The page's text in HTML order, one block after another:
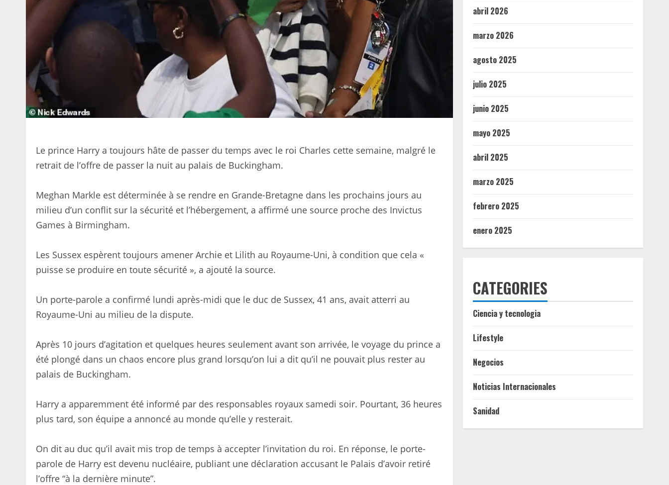
Le prince Harry a toujours hâte de passer du temps avec le roi Charles cette semaine, malgré le
retrait de l’offre de passer la nuit au palais de Buckingham.
Meghan Markle est déterminée à se rendre en Grande-Bretagne dans les prochains jours au
milieu d’un conflit sur la sécurité et l’hébergement, a affirmé une source proche des Invictus
Games à Birmingham.
Les Sussex espèrent toujours amener Archie et Lilith au Royaume-Uni, à condition que cela «
puisse se produire en toute sécurité », a ajouté la source.
Un porte-parole a confirmé lundi après-midi que le duc de Sussex, 41 ans, avait atterri au
Royaume-Uni au milieu de la dispute.
Après 10 jours d’agitation et quelques heures seulement avant son arrivée, le voyage du prince a
été plongé dans un chaos encore plus grand lorsqu’on lui a dit qu’il ne pouvait plus rester au
palais de Buckingham.
Harry a apparemment été informé par des responsables royaux samedi soir. Pourtant, 36 heures
plus tard, son équipe a annoncé au monde qu’elle y resterait.
On dit au duc qu’il avait mis trop de temps à accepter l’invitation du roi. En réponse, le porte-
parole de Harry est devenu nucléaire, publiant une déclaration accusant le Palais d’avoir retiré
l’offre “à la dernière minute”.
abril 2026
marzo 2026
agosto 2025
julio 2025
junio 2025
mayo 2025
abril 2025
marzo 2025
febrero 2025
enero 2025
CATEGORIES
Ciencia y tecnologia
Lifestyle
Negocios
Noticias Internacionales
Sanidad